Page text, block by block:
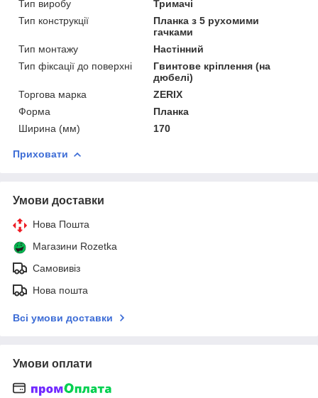
Тип виробу
Тримачі
Тип конструкції
Планка з 5 рухомими
гачками
Тип монтажу
Настінний
Тип фіксації до поверхні
Гвинтове кріплення (на
дюбелі)
Торгова марка
ZERIX
Форма
Планка
Ширина (мм)
170
Приховати
Умови доставки
Нова Пошта
Магазини Rozetka
Самовивіз
Нова пошта
Всі умови доставки
Умови оплати